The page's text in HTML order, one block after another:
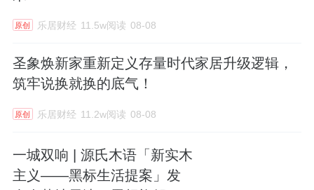
原创 乐居财经 11.5w阅读 08-08
圣象焕新家重新定义存量时代家居升级逻辑，
筑牢说换就换的底气！
原创 乐居财经 11.2w阅读 08-08
一城双响 | 源氏木语「新实木
主义——黑标生活提案」发